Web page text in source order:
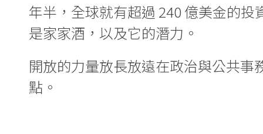
年半，全球就有超過 240 億美金的投
是家家酒，以及它的潛力。
開放的力量放長放遠在政治與公共
點。